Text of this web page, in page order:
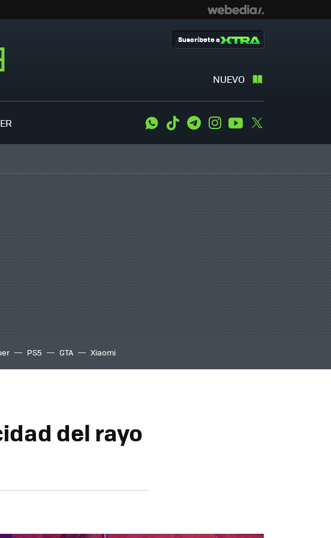
NUEVO
Suscríbete a
WhatsApp
Tiktok TelegramInstagramYoutube
PS5 GTA Xiaomi
del rayo